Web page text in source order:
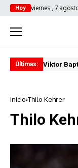
Hoy viernes , 7
Últimas: Viktor
Inicio Thilo Kehrer
Thilo